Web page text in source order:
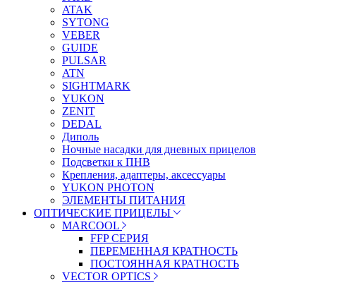
ATAK
SYTONG
VEBER
GUIDE
PULSAR
ATN
SIGHTMARK
YUKON
ZENIT
DEDAL
Диполь
Ночные насадки для дневных прицелов
Подсветки к ПНВ
Крепления, адаптеры, аксессуары
YUKON PHOTON
ЭЛЕМЕНТЫ ПИТАНИЯ
ОПТИЧЕСКИЕ ПРИЦЕЛЫ
MARCOOL
FFP СЕРИЯ
ПЕРЕМЕННАЯ КРАТНОСТЬ
ПОСТОЯННАЯ КРАТНОСТЬ
VECTOR OPTICS